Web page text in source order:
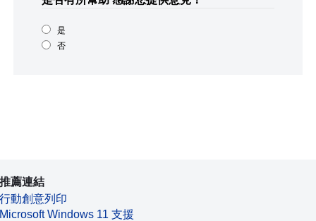
是
否
推薦連結
行動創意列印
Microsoft Windows 11 支援